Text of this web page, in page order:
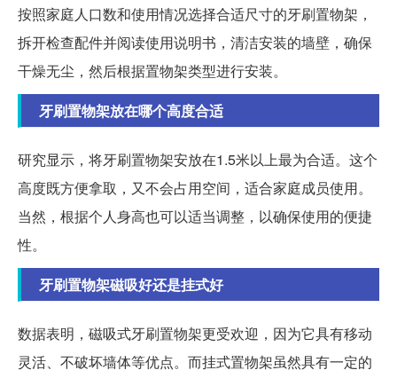
按照家庭人口数和使用情况选择合适尺寸的牙刷置物架，
拆开检查配件并阅读使用说明书，清洁安装的墙壁，确保
干燥无尘，然后根据置物架类型进行安装。
牙刷置物架放在哪个高度合适
研究显示，将牙刷置物架安放在1.5米以上最为合适。这个
高度既方便拿取，又不会占用空间，适合家庭成员使用。
当然，根据个人身高也可以适当调整，以确保使用的便捷
性。
牙刷置物架磁吸好还是挂式好
数据表明，磁吸式牙刷置物架更受欢迎，因为它具有移动
灵活、不破坏墙体等优点。而挂式置物架虽然具有一定的